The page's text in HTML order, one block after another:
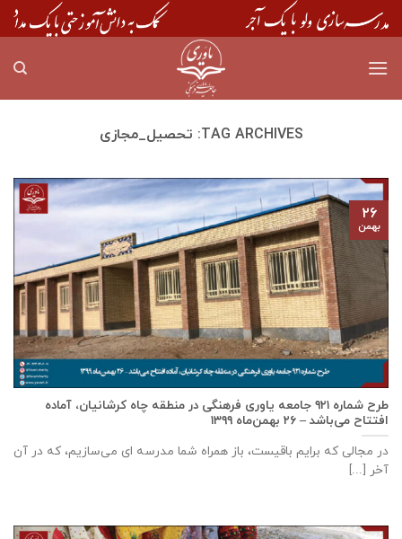
Skip
to
TAG ARCHIVES: تحصیل_مجازی
طرح شماره ۹۲۱ جامعه ياوری فرهنگی در منطقه چاه کرشانیان، آماده
افتتاح می‌باشد – ۲۶ بهمن‌ماه ۱۳۹۹
در مجالی که برایم باقیست، باز همراه شما مدرسه ای می‌سازیم، که در آن
آخر [...]
۲۶
بهمن